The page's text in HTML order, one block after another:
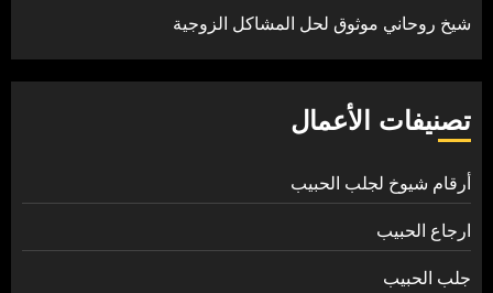
شيخ روحاني موثوق لحل المشاكل الزوجية
تصنيفات الأعمال
أرقام شيوخ لجلب الحبيب
ارجاع الحبيب
جلب الحبيب